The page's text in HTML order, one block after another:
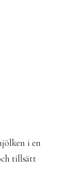
i en
tillsätt